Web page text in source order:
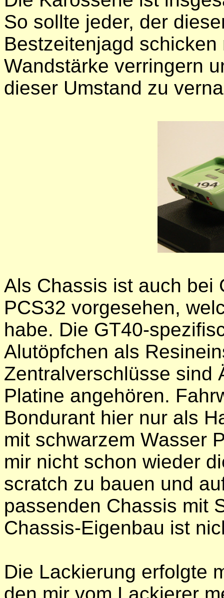
So sollte jeder, der
Bestzeitenjagd
Wandstärke verringern
dieser Umstand zu
Als Chassis ist auch bei
PCS32 vorgesehen,
habe. Die GT40-
Alutöpfchen als
Zentralverschlüsse sind
Platine angehören.
Bondurant hier nur als
mit schwarzem Wasser
mir nicht schon wieder
scratch zu bauen und
passenden Chassis mit
Chassis-Eigenbau ist
Die Lackierung erfolgte